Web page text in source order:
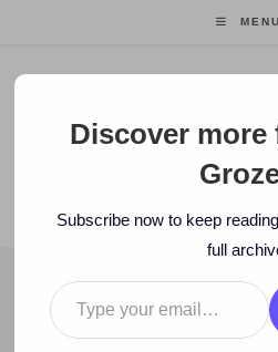
MENU
Florin
ENTREPRENEUR.
BLOG
2008 > April > 3 > www >
Discover
Subscribe now to keep
full
Type your email…